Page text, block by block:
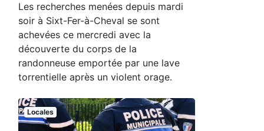
Les recherches menées depuis mardi
soir à Sixt-Fer-à-Cheval se sont
achevées ce mercredi avec la
découverte du corps de la
randonneuse emportée par une lave
torrentielle après un violent orage.
Locales